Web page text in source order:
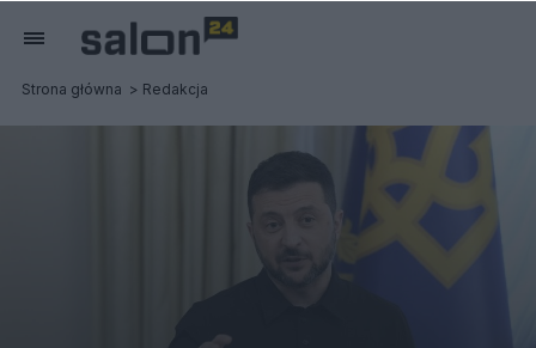
Strona główna Redakcja